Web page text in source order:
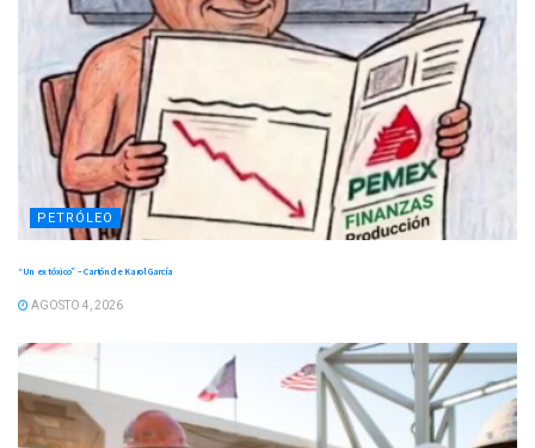
PETRÓLEO
“Un ex tóxico” – Cartón de Karol García
AGOSTO 4, 2026